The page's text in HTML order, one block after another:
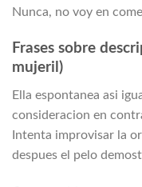
Nunca, no voy en
Frases sobre
mujeril)
Ella espontanea asi­
consideracion en
Intenta improvisar la
despues el pelo